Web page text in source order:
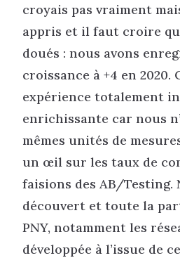
croyais pas vraiment
appris et il faut croire
doués : nous avons
croissance à +4 en 2020.
expérience totalement
enrichissante car nous
mêmes unités de
un œil sur les taux de
faisions des AB/Testing.
découvert et toute la
PNY, notamment les
développée à l’issue de